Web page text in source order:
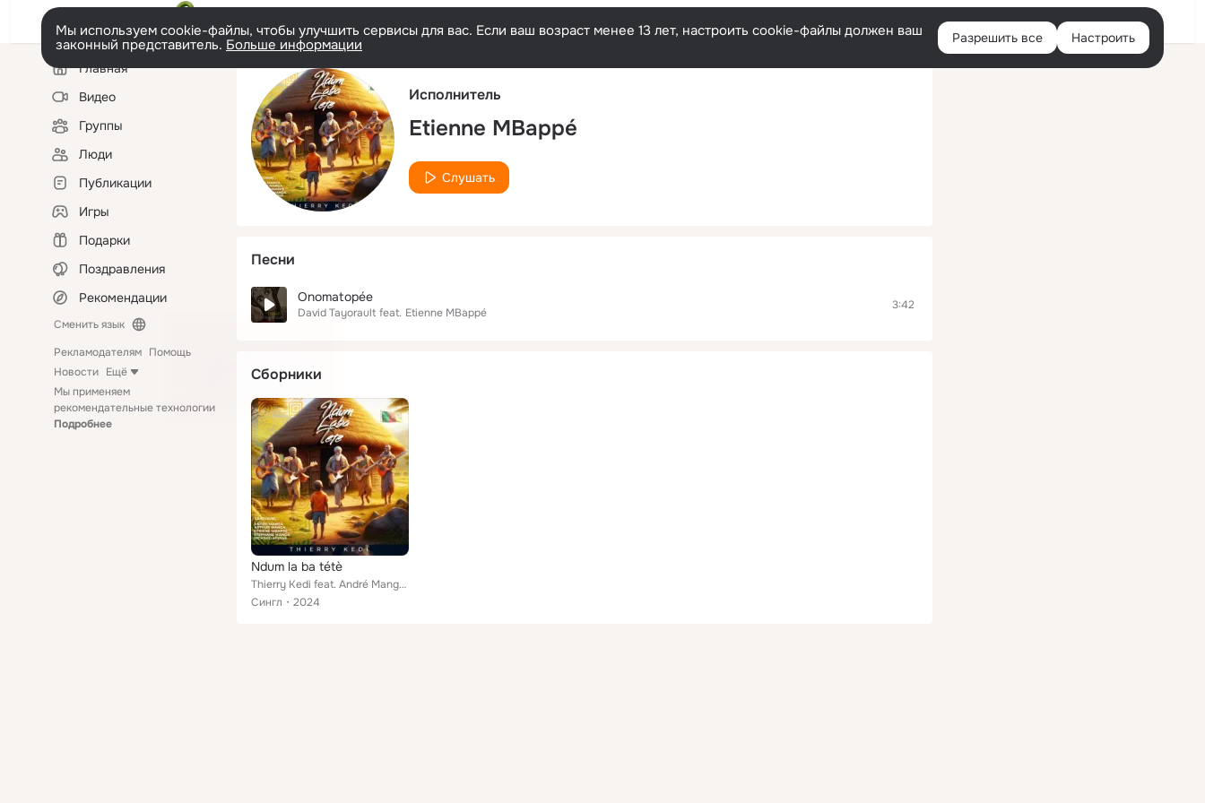
Русский Войти
Мы используем cookie-файлы, чтобы улучшить сервисы для вас. Если ваш возраст менее 13 лет, настроить cookie-файлы должен ваш
законный представитель. Больше информации Разрешить все Настроить
Левая
колонкаГлавная
Видео
Группы
Люди
Публикации
Игры
Подарки
Поздравления
Рекомендации
Сменить язык
Рекламодателям Помощь
Новости Ещё
Мы применяем
рекомендательные технологии
Подробнее
Исполнитель
Etienne MBappé
Слушать
Песни
Onomatopée
David Tayorault feat. Etienne MBappé
3:42
Сборники
Ndum la ba tétè
Thierry Kedi feat. André Manga, Arthur Manga, Etienne Mbappé, Richard Epesse, Stephane Manga
Сингл
2024